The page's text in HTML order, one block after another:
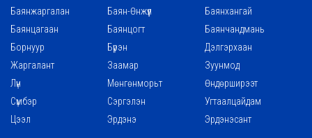
Баянжаргалан
Баян-Өнжүүл
Баянхангай
Баянцагаан
Баянцогт
Баянчандмань
Борнуур
Бүрэн
Дэлгэрхаан
Жаргалант
Заамар
Зуунмод
Лүн
Мөнгөнморьт
Өндөрширээт
Сүмбэр
Сэргэлэн
Угтаалцайдам
Цээл
Эрдэнэ Эрдэнэсант